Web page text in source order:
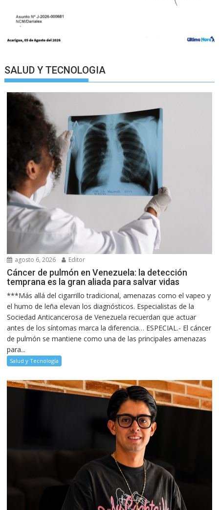
SALUD Y TECNOLOGIA
agosto 6, 2026 Editor
Cáncer de pulmón en Venezuela: la detección
temprana es la gran aliada para salvar vidas
***Más allá del cigarrillo tradicional, amenazas como el vapeo y
el humo de leña elevan los diagnósticos. Especialistas de la
Sociedad Anticancerosa de Venezuela recuerdan que actuar
antes de los síntomas marca la diferencia… ESPECIAL.- El cáncer
de pulmón se mantiene como una de las principales amenazas
para...
Salud y Tecnología